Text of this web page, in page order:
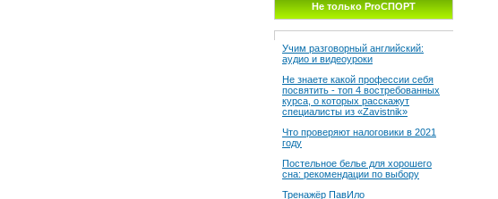
Не только ProСПОРТ
Учим разговорный английский:
аудио и видеоуроки
Не знаете какой профессии себя
посвятить - топ 4 востребованных
курса, о которых расскажут
специалисты из «Zavistnik»
Что проверяют налоговики в 2021
году
Постельное белье для хорошего
сна: рекомендации по выбору
Тренажёр ПавИло